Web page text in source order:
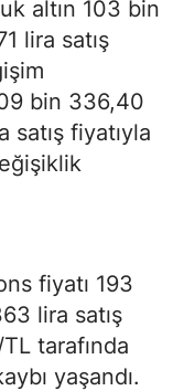
altın 103 bin
lira satış
bin 336,40
satış fiyatıyla
fiyatı 193
lira satış
tarafında
yaşandı.